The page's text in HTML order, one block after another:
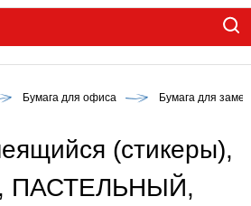
Бумага для офиса Бумага для
(стикеры),
ПАСТЕЛЬНЫЙ,